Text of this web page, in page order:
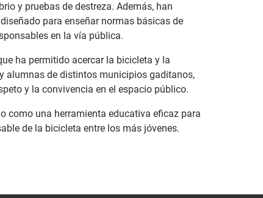
y pruebas de destreza. Además, han
para enseñar normas básicas de
en la vía pública.
ha permitido acercar la bicicleta y la
alumnas de distintos municipios gaditanos,
y la convivencia en el espacio público.
como una herramienta educativa eficaz para
de la bicicleta entre los más jóvenes.